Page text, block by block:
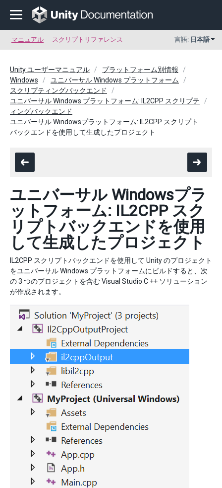
マニュアル スクリプトリファレンス 言語: 日本語
Unity ユーザーマニュアル
プラットフォーム別情報
Windows
ユニバーサル Windows プラットフォーム
スクリプティングバックエンド
ユニバーサル Windows プラットフォーム: IL2CPP スクリプテ
ィングバックエンド
ユニバーサル Windowsプラットフォーム: IL2CPP スクリプト
バックエンドを使用して生成したプロジェクト
ユニバーサル Windowsプラ
ットフォーム: IL2CPP スク
リプトバックエンドを使用
して生成したプロジェクト
IL2CPP スクリプトバックエンドを使用して Unity のプロジェクト
をユニバーサル Windows プラットフォームにビルドすると、次
の 3 つのプロジェクトを含む Visual Studio C ++ ソリューション
が作成されます。